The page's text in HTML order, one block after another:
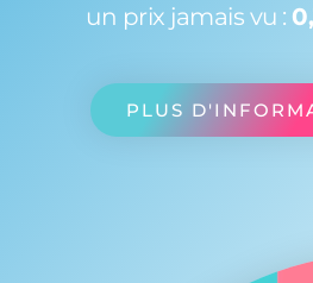
un prix jamais vu :
PLUS